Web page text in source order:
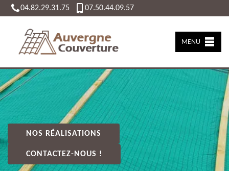
04.82.29.31.75 07.50.44.09.57
MENU
NOS RÉALISATIONS
CONTACTEZ-NOUS !